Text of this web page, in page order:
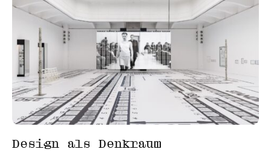
Design als Denkraum